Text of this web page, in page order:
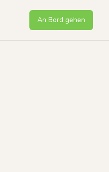
An Bord gehen